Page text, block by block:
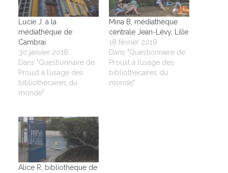
Lucie J. à la
médiathèque de
Cambrai
30 janvier 2018
Dans "Questionnaire de
Proust à l’usage des
bibliothécaires du
monde"
Mina B, médiathèque
centrale Jean-Lévy, Lille
18 février 2018
Dans "Questionnaire de
Proust à l’usage des
bibliothécaires du
monde"
Alice R, bibliothèque de